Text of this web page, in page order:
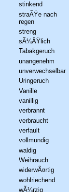
stinkend
straÃŸe nach
regen
streng
sÃ¼ÃŸlich
Tabakgeruch
unangenehm
unverwechselbar
Uringeruch
Vanille
vanillig
verbrannt
verbraucht
verfault
vollmundig
waldig
Weihrauch
widerwÃ¤rtig
wohlriechend
wÃ¼rzig